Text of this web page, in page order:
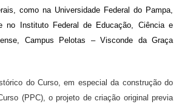
como na Universidade Federal do Pampa,
no Instituto Federal de Educação, Ciência e
Campus Pelotas – Visconde da Graça
do Curso, em especial da construção do
(PPC), o projeto de criação original previa